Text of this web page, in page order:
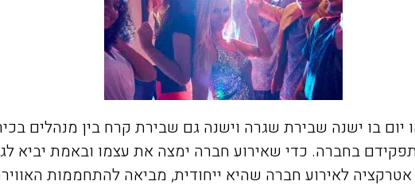
בו ישנה שבירת שגרה וישנה גם שבירת קרח בין מנהלים
בחברה. כדי שאירוע חברה ימצה את עצמו ובאמת יביא
לאירוע חברה שהיא ייחודית, מביאה להתחממות